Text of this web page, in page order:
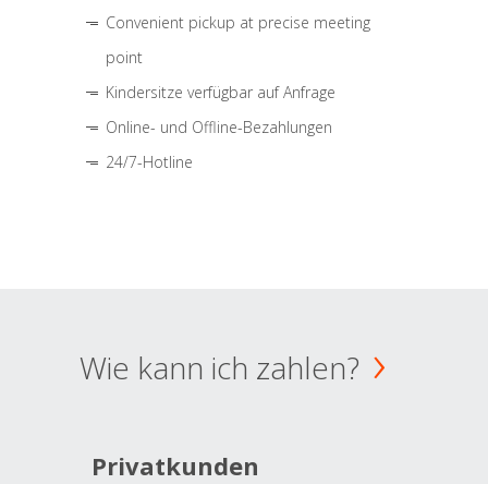
Convenient pickup at precise meeting
point
Kindersitze verfügbar auf Anfrage
Online- und Offline-Bezahlungen
24/7-Hotline
Wie kann ich zahlen?
Privatkunden